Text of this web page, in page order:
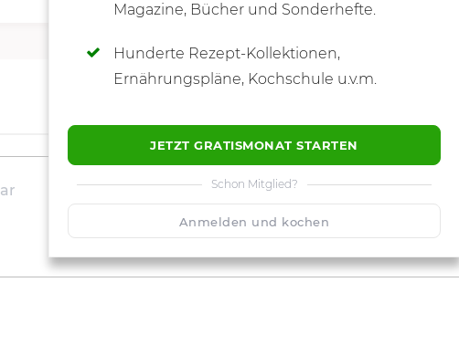
Magazine, Bücher und Sonderhefte.
Hunderte Rezept-Kollektionen,
Ernährungspläne, Kochschule u.v.m.
JETZT GRATISMONAT STARTEN
Schon Mitglied?
Anmelden und kochen